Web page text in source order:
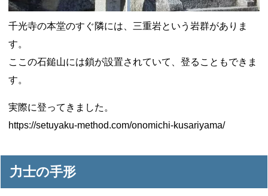
千光寺の本堂のすぐ隣には、三重岩という岩群がありま
す。
ここの石鎚山には鎖が設置されていて、登ることもできま
す。
実際に登ってきました。
https://setuyaku-method.com/onomichi-kusariyama/
力士の手形